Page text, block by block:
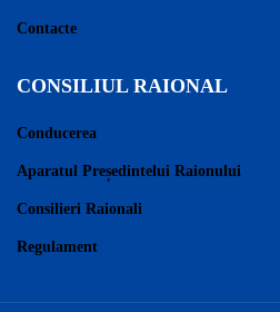
Contacte
CONSILIUL RAIONAL
Conducerea
Aparatul Președintelui Raionului
Consilieri Raionali
Regulament